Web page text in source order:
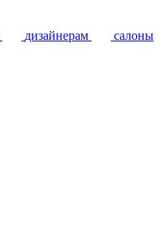
дизайнерам салоны